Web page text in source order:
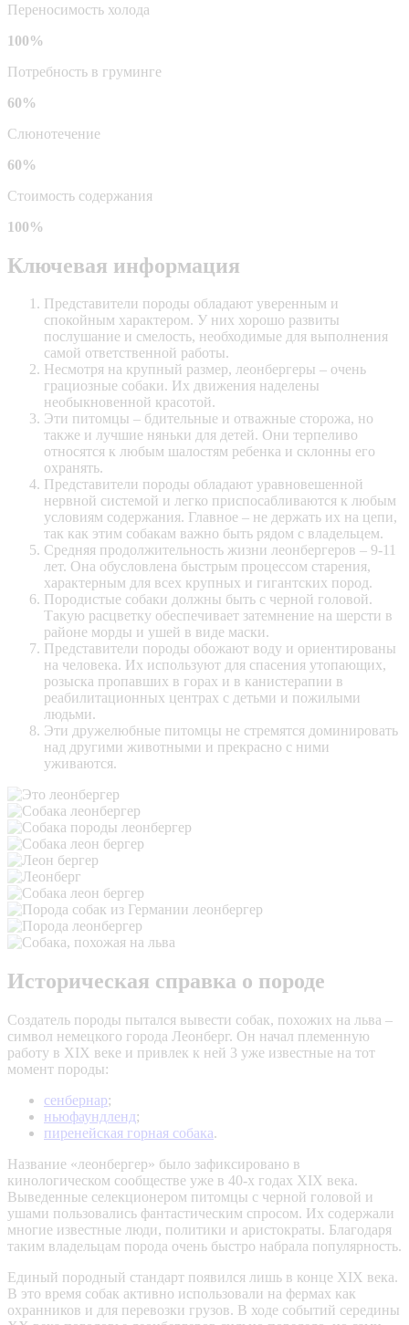
Переносимость холода
100%
Потребность в груминге
60%
Слюнотечение
60%
Стоимость содержания
100%
Ключевая информация
Представители породы обладают уверенным и
спокойным характером. У них хорошо развиты
послушание и смелость, необходимые для выполнения
самой ответственной работы.
Несмотря на крупный размер, леонбергеры – очень
грациозные собаки. Их движения наделены
необыкновенной красотой.
Эти питомцы – бдительные и отважные сторожа, но
также и лучшие няньки для детей. Они терпеливо
относятся к любым шалостям ребенка и склонны его
охранять.
Представители породы обладают уравновешенной
нервной системой и легко приспосабливаются к любым
условиям содержания. Главное – не держать их на цепи,
так как этим собакам важно быть рядом с владельцем.
Средняя продолжительность жизни леонбергеров – 9-11
лет. Она обусловлена быстрым процессом старения,
характерным для всех крупных и гигантских пород.
Породистые собаки должны быть с черной головой.
Такую расцветку обеспечивает затемнение на шерсти в
районе морды и ушей в виде маски.
Представители породы обожают воду и ориентированы
на человека. Их используют для спасения утопающих,
розыска пропавших в горах и в канистерапии в
реабилитационных центрах с детьми и пожилыми
людьми.
Эти дружелюбные питомцы не стремятся доминировать
над другими животными и прекрасно с ними
уживаются.
Историческая справка о породе
Создатель породы пытался вывести собак, похожих на льва –
символ немецкого города Леонберг. Он начал племенную
работу в XIX веке и привлек к ней 3 уже известные на тот
момент породы:
сенбернар;
ньюфаундленд;
пиренейская горная собака.
Название «леонбергер» было зафиксировано в
кинологическом сообществе уже в 40-х годах XIX века.
Выведенные селекционером питомцы с черной головой и
ушами пользовались фантастическим спросом. Их содержали
многие известные люди, политики и аристократы. Благодаря
таким владельцам порода очень быстро набрала популярность.
Единый породный стандарт появился лишь в конце XIX века.
В это время собак активно использовали на фермах как
охранников и для перевозки грузов. В ходе событий середины